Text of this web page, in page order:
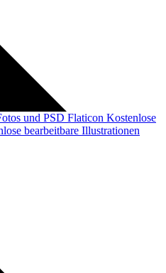
und PSD Flaticon Kostenlose
bearbeitbare Illustrationen